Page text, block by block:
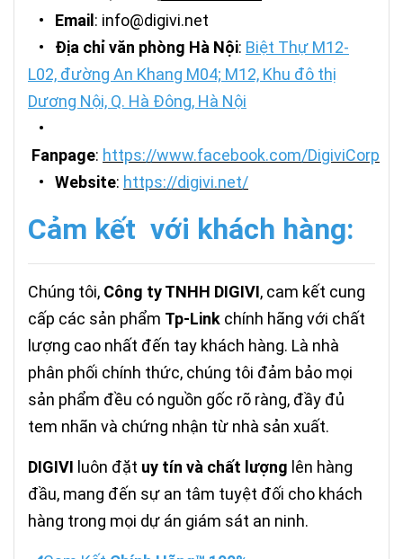
• Email : info@digivi.net
• Địa chỉ văn phòng Hà Nội: Biệt Thự M12-
L02, đường An Khang M04; M12, Khu đô thị
Dương Nội, Q. Hà Đông, Hà Nội
•
Fanpage: https://www.facebook.com/DigiviCorp
• Website: https://digivi.net/
Cảm kết với khách hàng:
Chúng tôi, Công ty TNHH DIGIVI, cam kết cung
cấp các sản phẩm Tp-Link chính hãng với chất
lượng cao nhất đến tay khách hàng. Là nhà
phân phối chính thức, chúng tôi đảm bảo mọi
sản phẩm đều có nguồn gốc rõ ràng, đầy đủ
tem nhãn và chứng nhận từ nhà sản xuất.
DIGIVI luôn đặt uy tín và chất lượng lên hàng
đầu, mang đến sự an tâm tuyệt đối cho khách
hàng trong mọi dự án giám sát an ninh.